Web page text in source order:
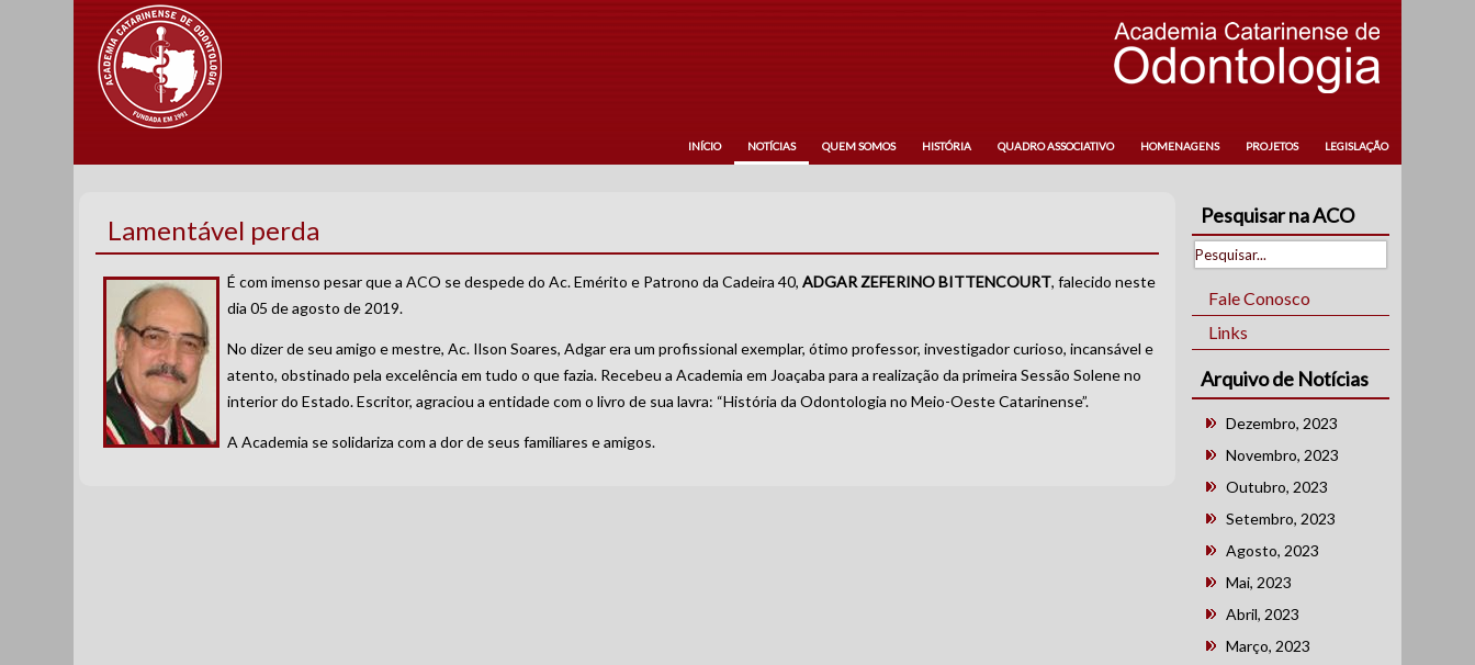
INÍCIO NOTÍCIAS QUEM SOMOS HISTÓRIA QUADRO ASSOCIATIVO HOMENAGENS PROJETOS LEGISLAÇÃO
Lamentável perda
É com imenso pesar que a ACO se despede do Ac. Emérito e Patrono da Cadeira 40,ADGAR ZEFERINO BITTENCOURT, falecido neste
dia 05 de agosto de 2019.
No dizer de seu amigo e mestre, Ac. Ilson Soares, Adgar era um profissional exemplar, ótimo professor, investigador curioso, incansável e
atento, obstinado pela excelência em tudo o que fazia. Recebeu a Academia em Joaçaba para a realização da primeira Sessão Solene no
interior do Estado. Escritor, agraciou a entidade com o livro de sua lavra: “História da Odontologia no Meio-Oeste Catarinense”.
A Academia se solidariza com a dor de seus familiares e amigos.
Pesquisar na ACO
Fale Conosco
Links
Arquivo de Notícias
Dezembro, 2023
Novembro, 2023
Outubro, 2023
Setembro, 2023
Agosto, 2023
Mai, 2023
Abril, 2023
Março, 2023